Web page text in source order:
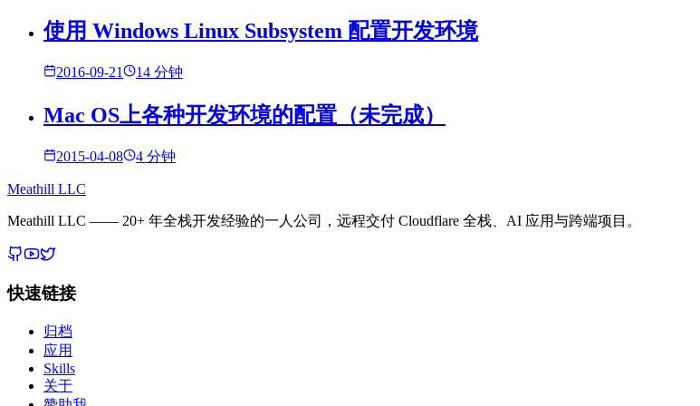
使用 Windows Linux Subsystem 配置开发环境
2016-09-21 14 分钟
Mac OS上各种开发环境的配置（未完成）
2015-04-08 4 分钟
Meathill LLC
Meathill LLC —— 20+ 年全栈开发经验的一人公司，远程交付 Cloudflare 全栈、AI 应用与跨端项目。
快速链接
归档
应用
Skills
关于